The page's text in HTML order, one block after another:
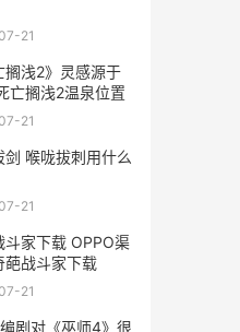
21
搁浅2》灵感源于
亡搁浅2温泉位置
21
剑 喉咙拔刺用什么
21
斗家下载 OPPO渠
葩战斗家下载
21
剧对《巫师4》很